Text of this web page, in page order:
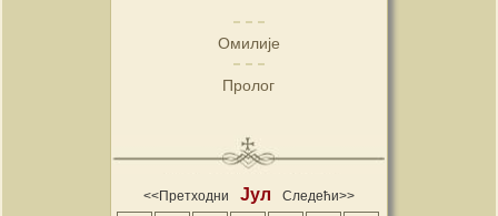
Омилије
Пролог
<<Претходни Јул Следећи>>